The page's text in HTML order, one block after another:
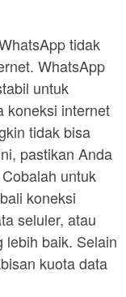
tidak
WhatsApp
untuk
koneksi internet
tidak bisa
pastikan Anda
untuk
koneksi
seluler, atau
lebih baik. Selain
kuota data